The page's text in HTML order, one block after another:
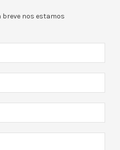
breve nos estamos